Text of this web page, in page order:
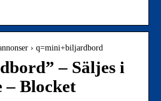
› q=mini+biljardbord
– Säljes i
– Blocket